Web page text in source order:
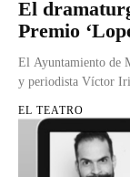
El
Premio
El Ayuntamiento de
y periodista Víctor
EL TEATRO